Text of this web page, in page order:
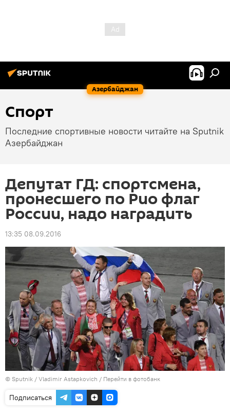
Азербайджан
Спорт
Последние спортивные новости читайте на Sputnik
Азербайджан
Депутат ГД: спортсмена,
пронесшего по Рио флаг
России, надо наградить
13:35 08.09.2016
© Sputnik / Vladimir Astapkovich / Перейти в фотобанк
Подписаться